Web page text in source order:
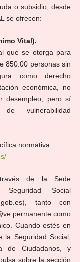
o subsidio, desde
se ofrecen:
Vital).
que se otorga para
850.00 personas sin
como derecho
económica, no
desempleo, pero sí
vulnerabilidad
normativa:
de la Sede
Social
tanto con
permanente como
Cuando estés en
la Seguridad Social,
de Ciudadanos, y
sobre la sección